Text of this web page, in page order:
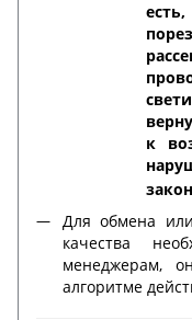
к
Для обмена
качества
менеджерам,
алгоритме